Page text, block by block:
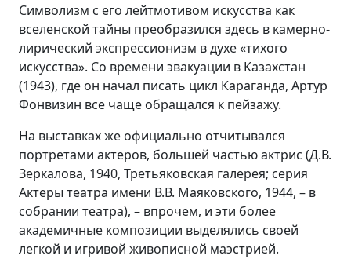
Символизм с его лейтмотивом искусства как
вселенской тайны преобразился здесь в камерно-
лирический экспрессионизм в духе «тихого
искусства». Со времени эвакуации в Казахстан
(1943), где он начал писать цикл Караганда, Артур
Фонвизин все чаще обращался к пейзажу.
На выставках же официально отчитывался
портретами актеров, большей частью актрис (Д.В.
Зеркалова, 1940, Третьяковская галерея; серия
Актеры театра имени В.В. Маяковского, 1944, – в
собрании театра), – впрочем, и эти более
академичные композиции выделялись своей
легкой и игривой живописной маэстрией.